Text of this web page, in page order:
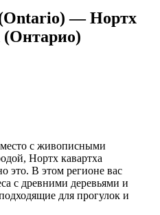
— Нортх
(Онтарио)
с живописными
Нортх кавартха
это. В этом регионе вас
с древними деревьями и
для прогулок и